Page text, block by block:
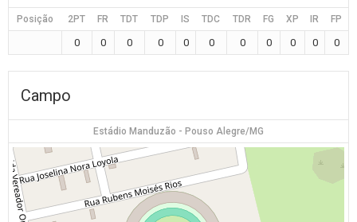
Posição 2PT FR TDT TDP IS TDC TDR FG XP IR FP
0 0 0 0 0 0 0 0 0 0 0
Campo
Estádio Manduzão - Pouso Alegre/MG